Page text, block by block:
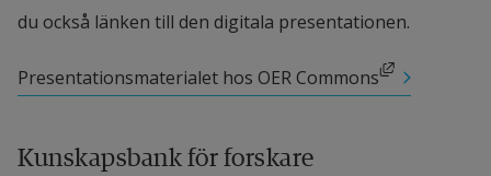
du också länken till den digitala presentationen.
Presentationsmaterialet hos OER Commons
Länk till annan webbplats, öppnas i nytt fönster.
Kunskapsbank för forskare